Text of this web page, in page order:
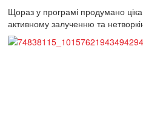
Щораз у програмі продумано
активному залученню та